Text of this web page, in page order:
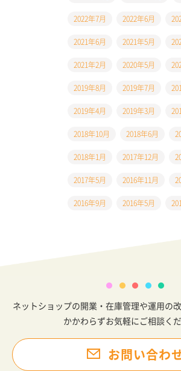
2022年7月 2022年6月
2021年6月 2021年5月
2021年2月 2020年5月
2019年8月 2019年7月
2019年4月 2019年3月
2018年10月 2018年6月
2018年1月 2017年12月
2017年5月 2016年11月
2016年9月 2016年5月
ネットショップの開業・在庫管理や運用の
かかわらずお気軽にご相談くだ
お問い合わ